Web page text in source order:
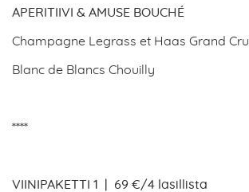
APERITIIVI & AMUSE BOUCHÉ
Champagne Legrass et Haas Grand Cru
Blanc de Blancs Chouilly
****
VIINIPAKETTI 1 | 69 €/4 lasillista